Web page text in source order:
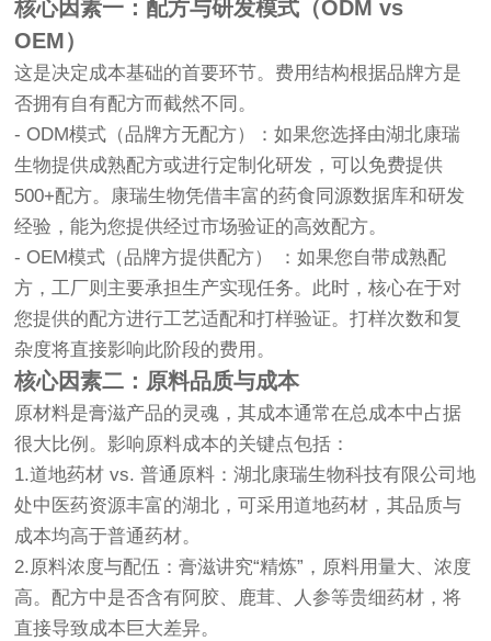
核心因素一：配方与研发模式（ODM vs
OEM）
这是决定成本基础的首要环节。费用结构根据品牌方是
否拥有自有配方而截然不同。
- ODM模式（品牌方无配方）：如果您选择由湖北康瑞
生物提供成熟配方或进行定制化研发，可以免费提供
500+配方。康瑞生物凭借丰富的药食同源数据库和研发
经验，能为您提供经过市场验证的高效配方。
- OEM模式（品牌方提供配方） ：如果您自带成熟配
方，工厂则主要承担生产实现任务。此时，核心在于对
您提供的配方进行工艺适配和打样验证。打样次数和复
杂度将直接影响此阶段的费用。
核心因素二：原料品质与成本
原材料是膏滋产品的灵魂，其成本通常在总成本中占据
很大比例。影响原料成本的关键点包括：
1.道地药材 vs. 普通原料：湖北康瑞生物科技有限公司地
处中医药资源丰富的湖北，可采用道地药材，其品质与
成本均高于普通药材。
2.原料浓度与配伍：膏滋讲究“精炼”，原料用量大、浓度
高。配方中是否含有阿胶、鹿茸、人参等贵细药材，将
直接导致成本巨大差异。